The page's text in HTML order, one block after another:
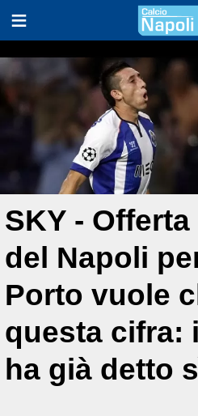
SKY -
del Napoli
Porto vuole
questa cifra:
ha già detto